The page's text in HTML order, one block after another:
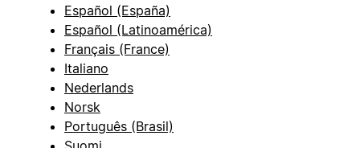
Español (España)
Español (Latinoamérica)
Français (France)
Italiano
Nederlands
Norsk
Português (Brasil)